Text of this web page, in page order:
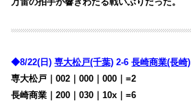
◆8/22(日)専大松戸(千葉) 2-6長崎商業(長崎)
専大松戸｜002｜000｜000｜=2
長崎商業｜200｜030｜10x｜=6